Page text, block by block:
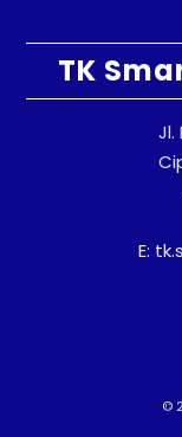
TK
Jl.
E:
©